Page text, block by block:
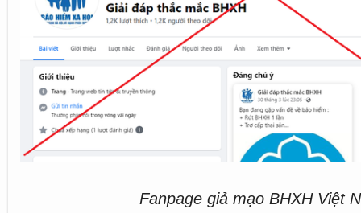
Fanpage giả mạo BHXH Việt